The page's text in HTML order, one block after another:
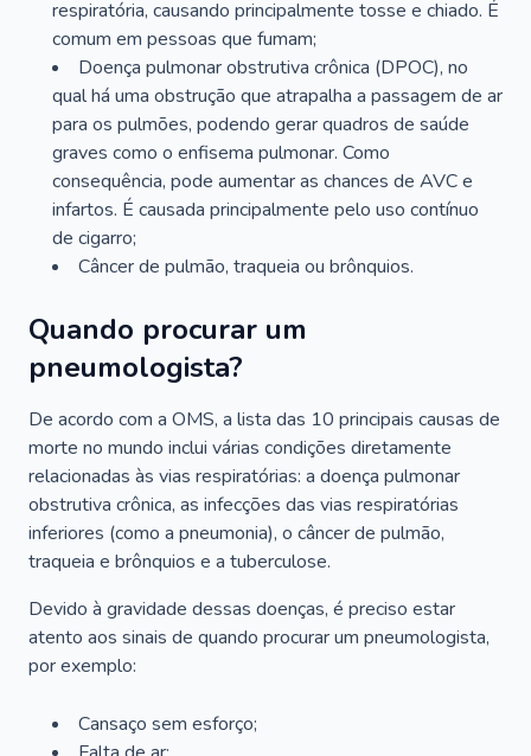
respiratória, causando principalmente tosse e chiado. É
comum em pessoas que fumam;
Doença pulmonar obstrutiva crônica (DPOC), no
qual há uma obstrução que atrapalha a passagem de ar
para os pulmões, podendo gerar quadros de saúde
graves como o enfisema pulmonar. Como
consequência, pode aumentar as chances de AVC e
infartos. É causada principalmente pelo uso contínuo
de cigarro;
Câncer de pulmão, traqueia ou brônquios.
Quando procurar um
pneumologista?
De acordo com a OMS, a lista das 10 principais causas de
morte no mundo inclui várias condições diretamente
relacionadas às vias respiratórias: a doença pulmonar
obstrutiva crônica, as infecções das vias respiratórias
inferiores (como a pneumonia), o câncer de pulmão,
traqueia e brônquios e a tuberculose.
Devido à gravidade dessas doenças, é preciso estar
atento aos sinais de quando procurar um pneumologista,
por exemplo:
Cansaço sem esforço;